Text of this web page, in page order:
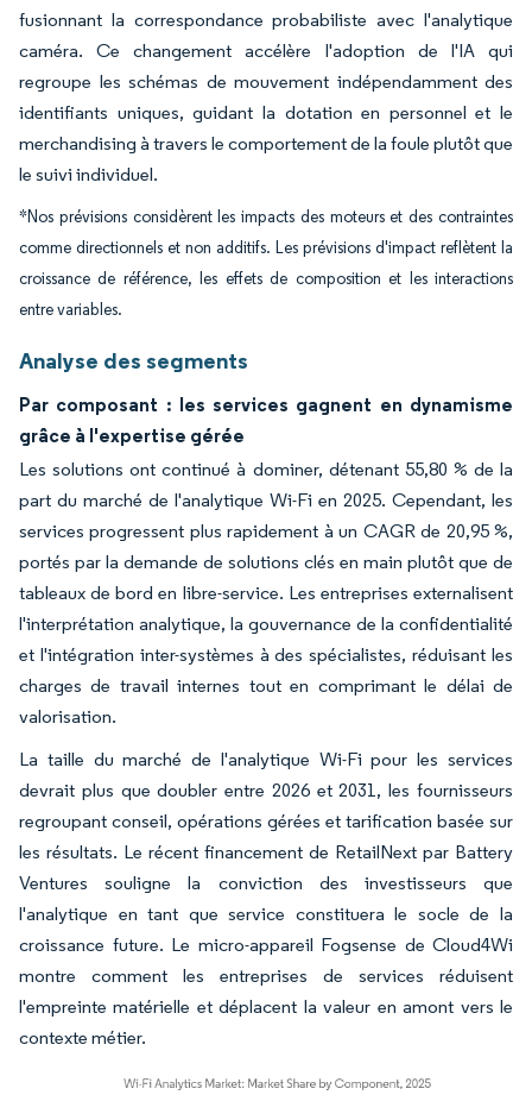
fusionnant la correspondance probabiliste avec l'analytique
caméra. Ce changement accélère l'adoption de l'IA qui
regroupe les schémas de mouvement indépendamment des
identifiants uniques, guidant la dotation en personnel et le
merchandising à travers le comportement de la foule plutôt que
le suivi individuel.
*Nos prévisions considèrent les impacts des moteurs et des contraintes
comme directionnels et non additifs. Les prévisions d'impact reflètent la
croissance de référence, les effets de composition et les interactions
entre variables.
Analyse des segments
Par composant : les services gagnent en dynamisme
grâce à l'expertise gérée
Les solutions ont continué à dominer, détenant 55,80 % de la
part du marché de l'analytique Wi-Fi en 2025. Cependant, les
services progressent plus rapidement à un CAGR de 20,95 %,
portés par la demande de solutions clés en main plutôt que de
tableaux de bord en libre-service. Les entreprises externalisent
l'interprétation analytique, la gouvernance de la confidentialité
et l'intégration inter-systèmes à des spécialistes, réduisant les
charges de travail internes tout en comprimant le délai de
valorisation.
La taille du marché de l'analytique Wi-Fi pour les services
devrait plus que doubler entre 2026 et 2031, les fournisseurs
regroupant conseil, opérations gérées et tarification basée sur
les résultats. Le récent financement de RetailNext par Battery
Ventures souligne la conviction des investisseurs que
l'analytique en tant que service constituera le socle de la
croissance future. Le micro-appareil Fogsense de Cloud4Wi
montre comment les entreprises de services réduisent
l'empreinte matérielle et déplacent la valeur en amont vers le
contexte métier.